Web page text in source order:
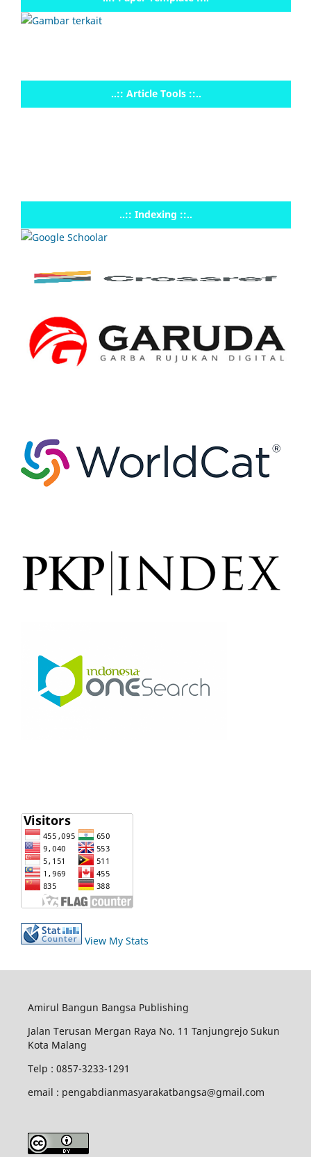
..:: Article Tools ::..
..:: Indexing ::..
View My Stats
Amirul Bangun Bangsa Publishing
Jalan Terusan Mergan Raya No. 11 Tanjungrejo Sukun
Kota Malang
Telp : 0857-3233-1291
email : pengabdianmasyarakatbangsa@gmail.com